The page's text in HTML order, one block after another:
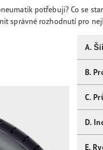
potřebuji? Co se
správné rozhodnutí pro
A.
B.
C.
D.
E.